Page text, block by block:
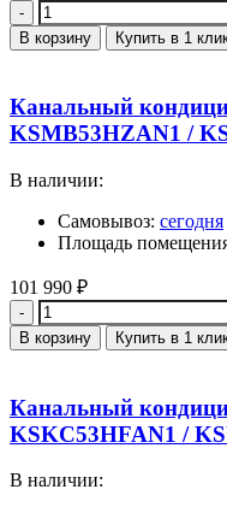
Количество
В корзину Купить в 1
Канальный
KSMB53HZAN1 /
В наличии:
Самовывоз: сегодня
Площадь
101 990 ₽
Количество
В корзину Купить в 1
Канальный
KSKC53HFAN1 /
В наличии: